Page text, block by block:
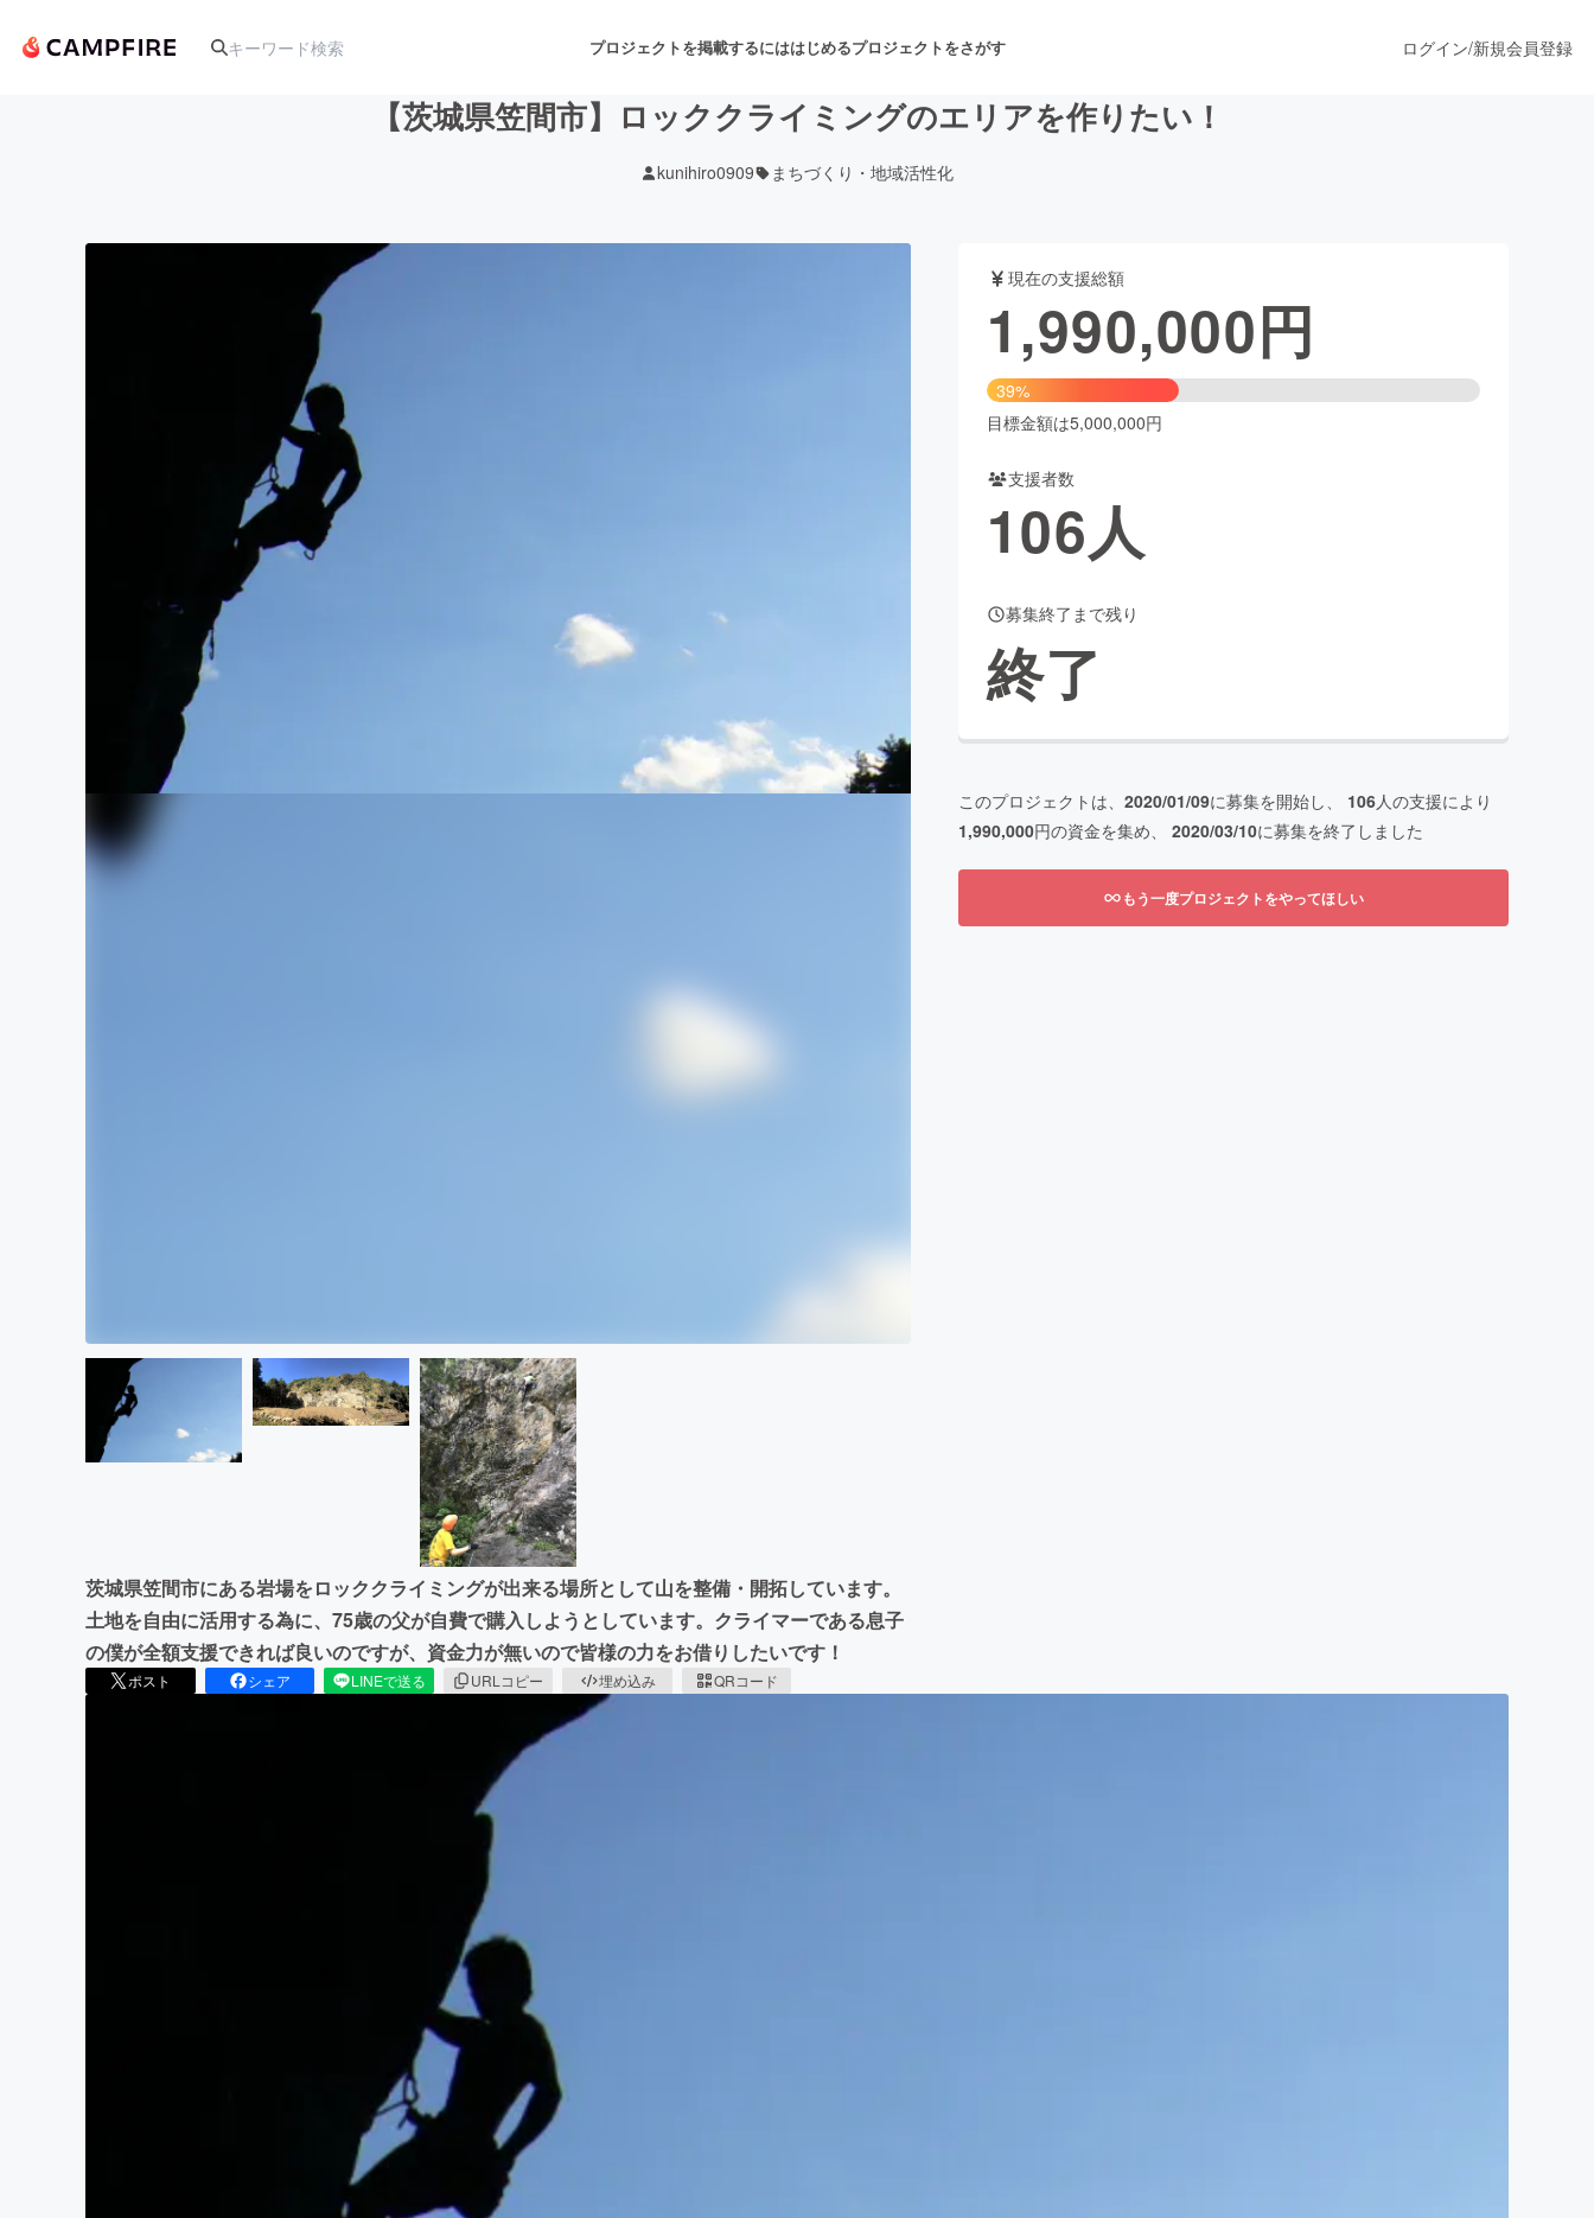
プロジェクトを掲載するにははじめるプロジェクトをさがす
アート・写真 舞台・パフォーマンス
テクノロジー・ガジェット ファッション
映像・映画
ビジネス・起業 ビューティー・ヘルスケア
まちづくり・地域活性化
CAMPFIRE for Social Good
CAMPFIREふるさと納税
ログイン/新規会員登録
【茨城県笠間市】ロッククライミングのエリアを作りたい！
kunihiro0909 まちづくり・地域活性化
茨城県笠間市にある岩場をロッククライミングが出来る場所として山を整備・開拓しています。
土地を自由に活用する為に、75歳の父が自費で購入しようとしています。クライマーである息子
の僕が全額支援できれば良いのですが、資金力が無いので皆様の力をお借りしたいです！
ポスト シェア LINEで送る URLコピー 埋め込み QRコード
現在の支援総額
1,990,000円
39%
目標金額は5,000,000円
支援者数
106人
募集終了まで残り
終了
このプロジェクトは、 2020/01/09に募集を開始し、 106人の支援により
1,990,000円の資金を集め、 2020/03/10に募集を終了しました
もう一度プロジェクトをやってほしい